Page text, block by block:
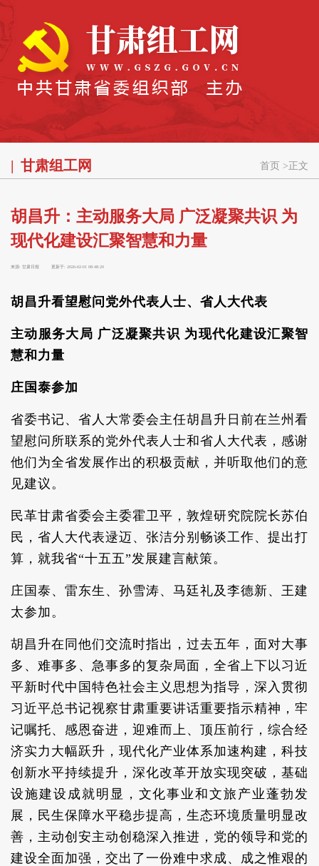
甘肃组工网 首页 > 正文
胡昌升：主动服务大局 广泛凝聚共识 为
现代化建设汇聚智慧和力量
来源: 甘肃日报 更新于: 2026-02-01 08:48:20
胡昌升看望慰问党外代表人士、省人大代表
主动服务大局 广泛凝聚共识 为现代化建设汇聚智
慧和力量
庄国泰参加
省委书记、省人大常委会主任胡昌升日前在兰州看
望慰问所联系的党外代表人士和省人大代表，感谢
他们为全省发展作出的积极贡献，并听取他们的意
见建议。
民革甘肃省委会主委霍卫平，敦煌研究院院长苏伯
民，省人大代表逯迈、张洁分别畅谈工作、提出打
算，就我省“十五五”发展建言献策。
庄国泰、雷东生、孙雪涛、马廷礼及李德新、王建
太参加。
胡昌升在同他们交流时指出，过去五年，面对大事
多、难事多、急事多的复杂局面，全省上下以习近
平新时代中国特色社会主义思想为指导，深入贯彻
习近平总书记视察甘肃重要讲话重要指示精神，牢
记嘱托、感恩奋进，迎难而上、顶压前行，综合经
济实力大幅跃升，现代化产业体系加速构建，科技
创新水平持续提升，深化改革开放实现突破，基础
设施建设成就明显，文化事业和文旅产业蓬勃发
展，民生保障水平稳步提高，生态环境质量明显改
善，主动创安主动创稳深入推进，党的领导和党的
建设全面加强，交出了一份难中求成、成之惟艰的